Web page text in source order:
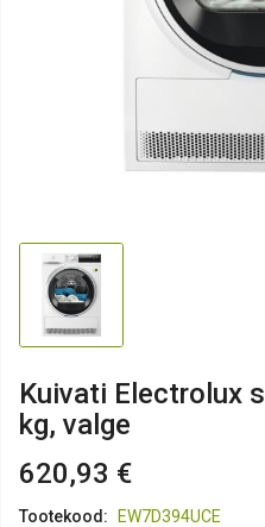
Kuivati Electrolux
kg, valge
620,93 €
Tootekood:
EW7D394UCE